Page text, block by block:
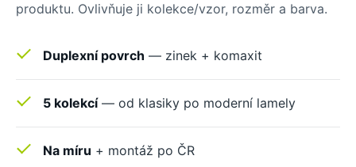
produktu. Ovlivňuje ji kolekce/vzor, rozměr a barva.
Duplexní povrch — zinek + komaxit
5 kolekcí— od klasiky po moderní lamely
Na míru + montáž po ČR